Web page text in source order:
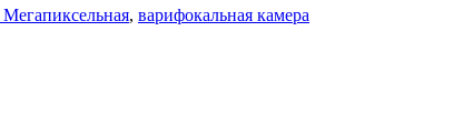
Мегапиксельная, варифокальная камера